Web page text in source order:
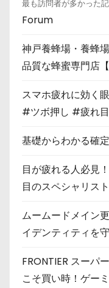
最も訪問者が多かった
Forum
神戸養蜂場・養蜂
品質な蜂蜜専門店
スマホ疲れに効く
#ツボ押し #疲れ
基礎からわかる確
目が疲れる人必見
目のスペシャリス
ムームードメイン
イデンティティを
FRONTIER スーパ
こそ買い時！ゲー